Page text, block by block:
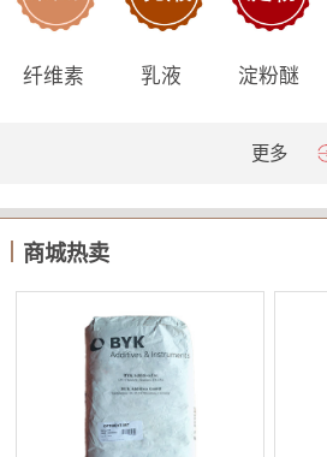
纤维素 乳液 淀粉醚
更多
商城热卖